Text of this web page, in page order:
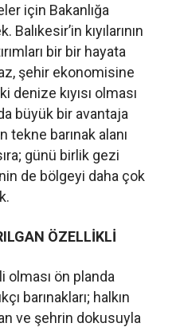
için Bakanlığa
kıyılarının
bir bir hayata
şehir ekonomisine
kıyısı olması
büyük bir avantaja
tekne barınak alanı
sıra; günü birlik gezi
de bölgeyi daha çok
ÖZELLİKLİ
olması ön planda
barınakları; halkın
ve şehrin dokusuyla